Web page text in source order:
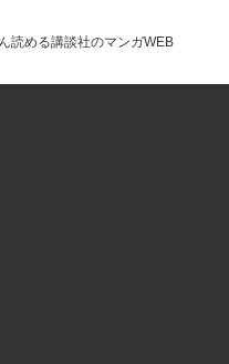
読める講談社のマンガWEB